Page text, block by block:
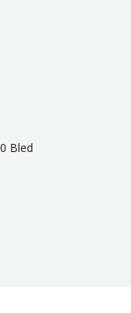
Bled